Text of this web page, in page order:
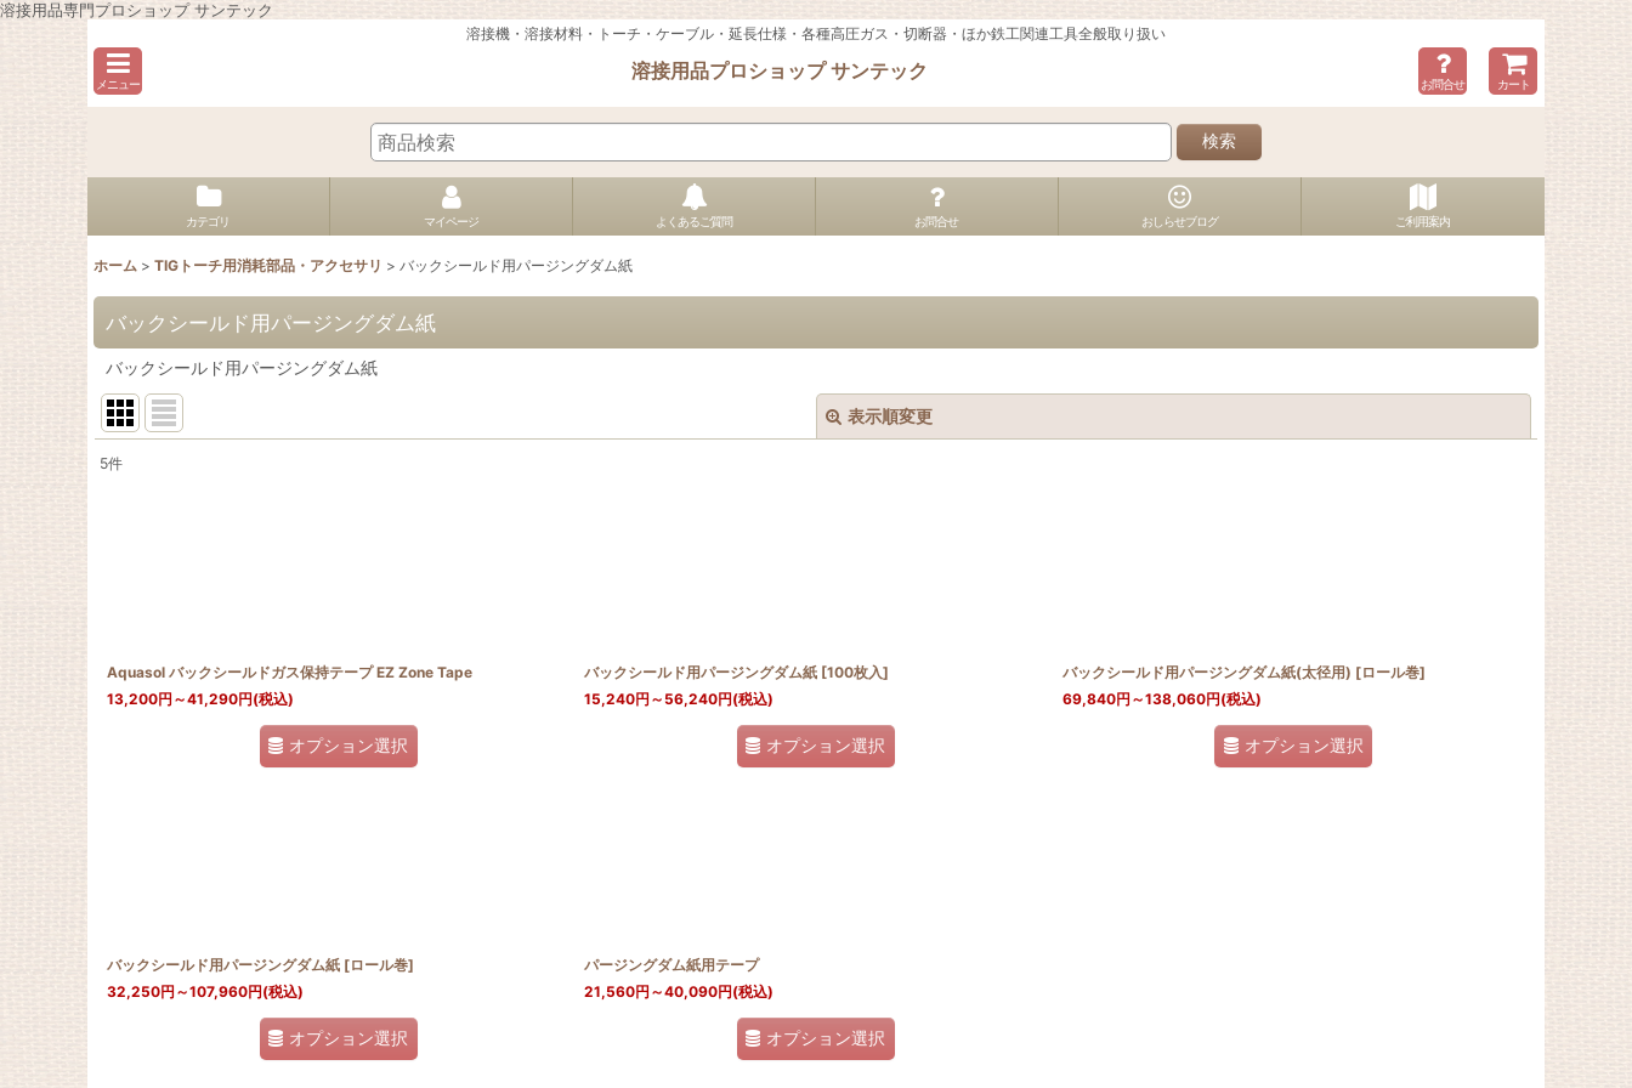
溶接用品専門プロショップ サンテック
溶接機・溶接材料・トーチ・ケーブル・延長仕様・各種高圧ガス・切断器・ほか鉄工関連工具全般取り扱い
メニュー
溶接用品プロショップ サンテック
お問合せ カート
検索
カテゴリ マイページ よくあるご質問 お問合せ おしらせブログ ご利用案内
ホーム > TIGトーチ用消耗部品・アクセサリ > バックシールド用パージングダム紙
バックシールド用パージングダム紙
バックシールド用パージングダム紙
表示順変更
5件
Aquasol バックシールドガス保持テープ EZ Zone Tape
13,200円 ～41,290円(税込)
オプション選択
バックシールド用パージングダム紙 [100枚入]
15,240円 ～56,240円(税込)
オプション選択
バックシールド用パージングダム紙(太径用) [ロール巻]
69,840円 ～138,060円(税込)
オプション選択
バックシールド用パージングダム紙 [ロール巻]
32,250円 ～107,960円(税込)
オプション選択
パージングダム紙用テープ
21,560円 ～40,090円(税込)
オプション選択